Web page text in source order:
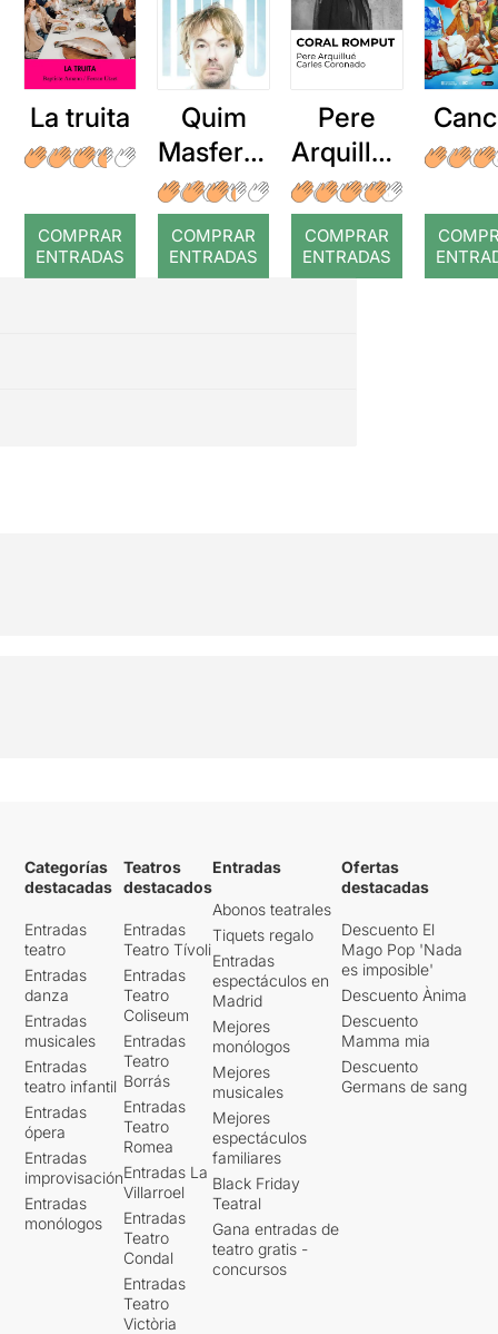
La truita
COMPRAR
ENTRADAS
Quim
Masferre
r: Temps
COMPRAR
ENTRADAS
Pere
Arquillué
: Coral
romput
COMPRAR
ENTRADAS
Categorías
destacadas
Entradas
teatro
Entradas
danza
Entradas
musicales
Entradas
teatro infantil
Entradas
ópera
Entradas
improvisación
Entradas
monólogos
Teatros
destacados
Entradas
Teatro Tívoli
Entradas
Teatro
Coliseum
Entradas
Teatro
Borrás
Entradas
Teatro
Romea
Entradas La
Villarroel
Entradas
Teatro
Condal
Entradas
Teatro
Victòria
Entradas
Abonos teatrales
Tiquets regalo
Entradas
espectáculos en
Madrid
Mejores
monólogos
Mejores
musicales
Mejores
espectáculos
familiares
Black Friday
Teatral
Gana entradas de
teatro gratis -
concursos
Ofertas
destacadas
Descuento El
Mago Pop 'Nada
es imposible'
Descuento Ànima
Descuento
Mamma mia
Descuento
Germans de sang